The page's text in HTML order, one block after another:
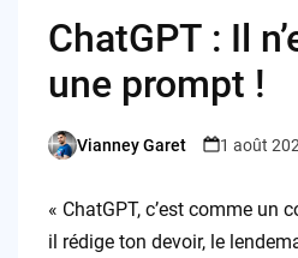
ChatGPT : Il
une prompt !
Posted
Vianney Garet 1 août
« ChatGPT, c’est comme un
il rédige ton devoir, le